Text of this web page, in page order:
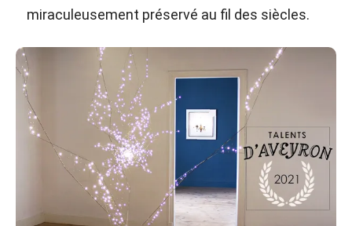
miraculeusement préservé au fil des siècles.